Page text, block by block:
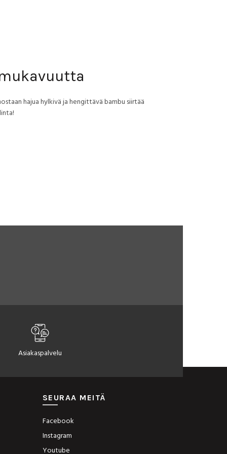
hajua hylkivä ja hengittävä bambu siirtää
ihoa vasten ja hengittävät tehokkaasti, pitäen
itsestään ilman uudelleen istutusta.
löydät kevyet varrettomat sukat sekä
Asiakaspalvelu
SEURAA MEITÄ
Facebook
Instagram
Youtube